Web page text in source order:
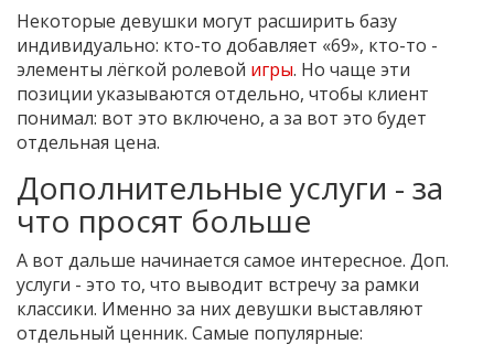
Некоторые девушки могут расширить базу
индивидуально: кто-то добавляет «69», кто-то -
элементы лёгкой ролевой игры. Но чаще эти
позиции указываются отдельно, чтобы клиент
понимал: вот это включено, а за вот это будет
отдельная цена.
Дополнительные услуги - за
что просят больше
А вот дальше начинается самое интересное. Доп.
услуги - это то, что выводит встречу за рамки
классики. Именно за них девушки выставляют
отдельный ценник. Самые популярные: